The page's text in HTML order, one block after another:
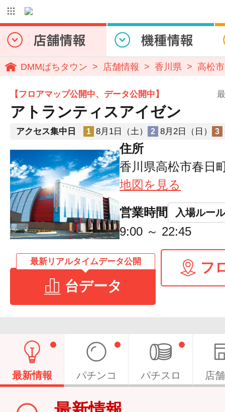
DMMぱちタウン 店舗情報 香川県 高松市
【フロアマップ公開中、データ公開中】
アトランティスアイゼン
アクセス集中日 1 8月1日（土） 2 8月2日（日） 3
住所
香川県高松市春日
地図を見る
営業時間 入場ルール
9:00 ～ 22:45
最新リアルタイムデータ公開
台データ
フ
最新情報 パチンコ パチスロ 店